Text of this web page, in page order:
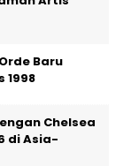
Baru
1998
Chelsea
di Asia-